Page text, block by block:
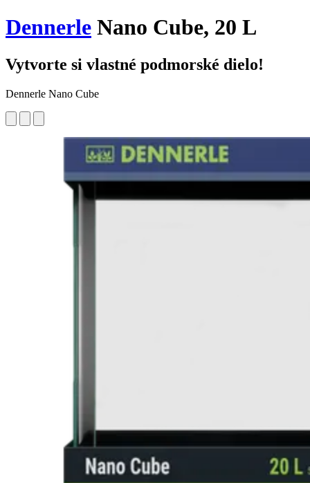
Dennerle Nano Cube, 20 L
Vytvorte si vlastné podmorské dielo!
Dennerle Nano Cube